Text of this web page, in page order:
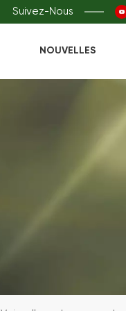
Suivez-Nous
NOUVELLES